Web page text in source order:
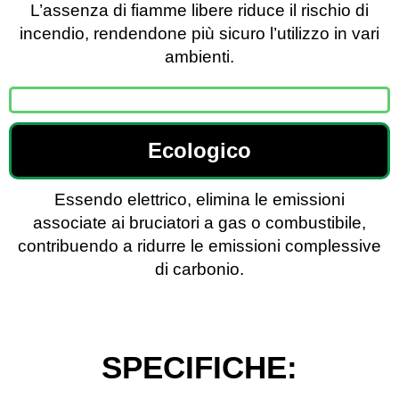
L’assenza di fiamme libere riduce il rischio di
incendio, rendendone più sicuro l’utilizzo in vari
ambienti.
Ecologico
Essendo elettrico, elimina le emissioni
associate ai bruciatori a gas o combustibile,
contribuendo a ridurre le emissioni complessive
di carbonio.
SPECIFICHE: